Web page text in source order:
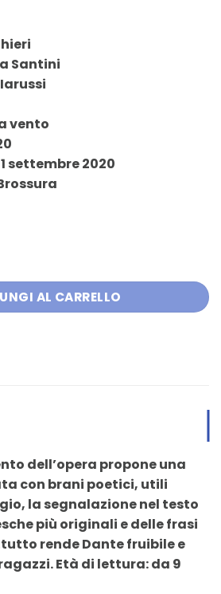
prezzo
€.
Santini
vento
settembre 2020
AL CARRELLO
dell’opera propone una
con brani poetici, utili
la segnalazione nel testo
più originali e delle frasi
rende Dante fruibile e
Età di lettura: da 9